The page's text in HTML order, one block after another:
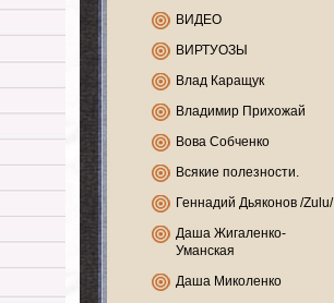
ВИДЕО
ВИРТУОЗЫ
Влад Каращук
Владимир Прихожай
Вова Собченко
Всякие полезности.
Геннадий Дьяконов /Zulu/
Даша Жигаленко-
Уманская
Даша Миколенко